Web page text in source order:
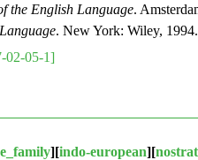
the English Language.
. New York: Wiley, 1994.
02-05-1]
][indo-european][